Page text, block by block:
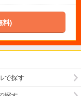
料)
で探す